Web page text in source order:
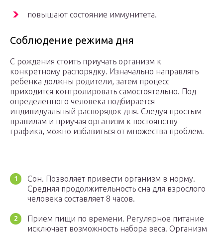
повышают состояние иммунитета.
Соблюдение режима дня
С рождения стоить приучать организм к
конкретному распорядку. Изначально направлять
ребенка должны родители, затем процесс
приходится контролировать самостоятельно. Под
определенного человека подбирается
индивидуальный распорядок дня. Следуя простым
правилам и приучая организм к постоянству
графика, можно избавиться от множества проблем.
Сон. Позволяет привести организм в норму.
Средняя продолжительность сна для взрослого
человека составляет 8 часов.
Прием пищи по времени. Регулярное питание
исключает возможность набора веса. Организм